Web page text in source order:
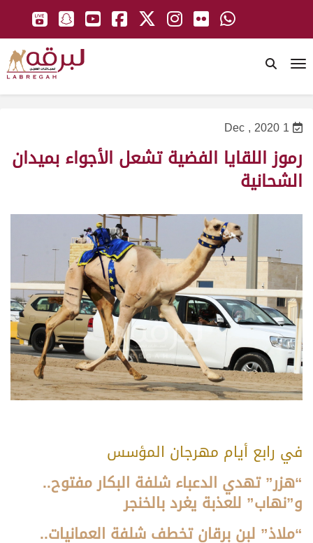
1 Dec , 2020
رموز اللقايا الفضية تشعل الأجواء بميدان
الشحانية
في رابع أيام مهرجان المؤسس
“هزر” تهدي الدعباء شلفة البكار مفتوح..
و”نهاب” للعذبة يغرد بالخنجر
“ملاذ” لبن برقان تخطف شلفة العمانيات..